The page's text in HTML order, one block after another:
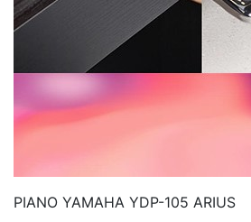
PIANO YAMAHA YDP-105 ARIUS